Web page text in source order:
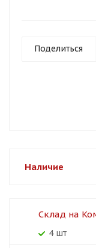
Поделиться
Наличие
Склад на
4 шт